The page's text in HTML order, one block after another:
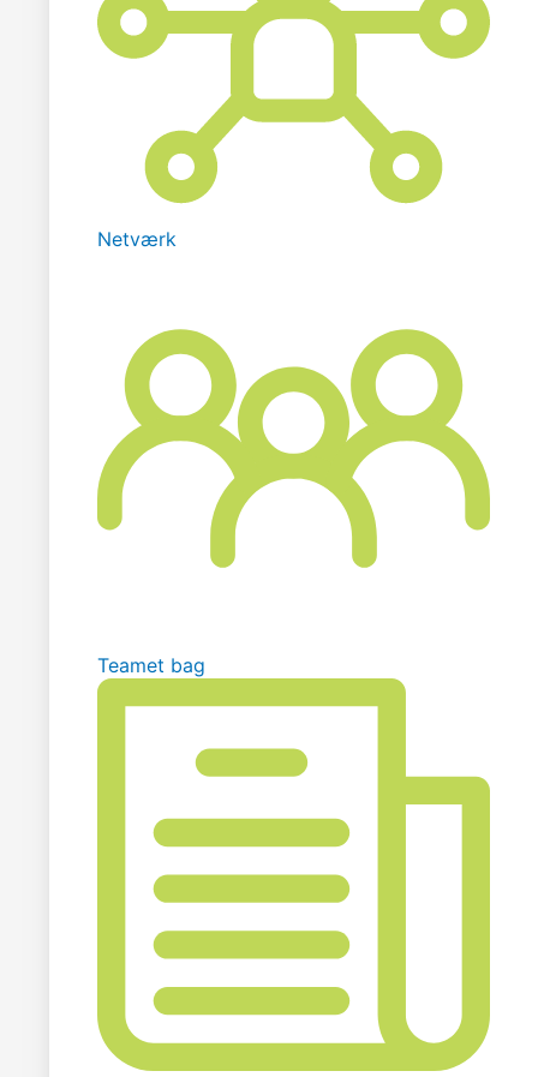
Netværk
Teamet bag